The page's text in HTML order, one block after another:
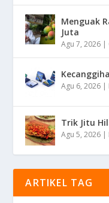
Menguak
Juta
Agu 7, 2026 |
Agu 6, 2026 |
Trik Jitu
Agu 5, 2026 |
ARTIKEL TAG